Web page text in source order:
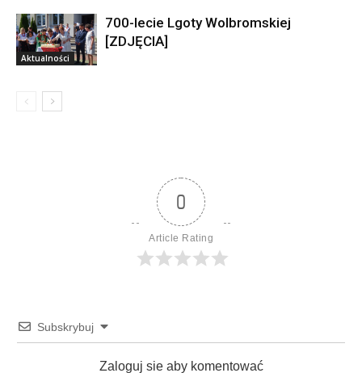
Aktualności
700-lecie Lgoty Wolbromskiej
[ZDJĘCIA]
0
Article Rating
Subskrybuj
Zaloguj sie aby komentować